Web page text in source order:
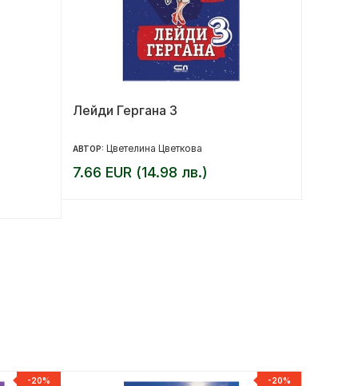
Лейди Гергана 3
АВТОР: Цветелина Цветкова
7.66 EUR (14.98 лв.)
-20% -20%